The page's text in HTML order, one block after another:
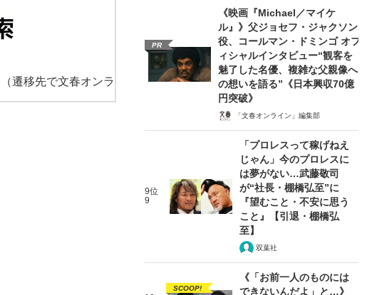
（遷移先で文春オンラ
PR
《映画『Michael／マイケ
ル』》父ジョセフ・ジャクソン
役、コールマン・ドミンゴ オフ
ィシャルインタビュー“観客を
魅了した名優、複雑な父親像へ
の想いを語る”《日本興収70億
円突破》
「文春オンライン」編集部
9位
9
「プロレスって稼げねえ
じゃん」今のプロレスに
は夢がない…武藤敬司
が“社長・棚橋弘至”に
『望むこと・不安に思う
こと』【引退・棚橋弘
至】
双葉社
SCOOP!
《「お前一人のものには
できないんだよ」と…》